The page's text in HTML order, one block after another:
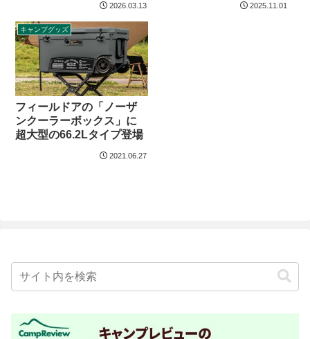
2026.03.13 2025.11.01
キャンプグッズ
フィールドアの「ノーザ
ンクーラーボックス」に
超大型の66.2Lタイプ登場
2021.06.27